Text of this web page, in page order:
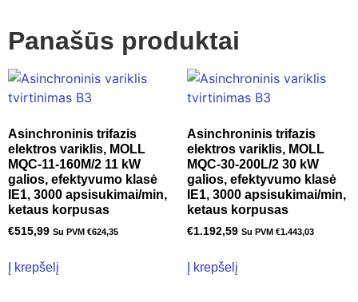
Panašūs produktai
Asinchroninis trifazis
elektros variklis, MOLL
MQC-11-160M/2 11 kW
galios, efektyvumo klasė
IE1, 3000 apsisukimai/min,
ketaus korpusas
€515,99 Su PVM €624,35
Į krepšelį
Asinchroninis trifazis
elektros variklis, MOLL
MQC-30-200L/2 30 kW
galios, efektyvumo klasė
IE1, 3000 apsisukimai/min,
ketaus korpusas
€1.192,59 Su PVM €1.443,03
Į krepšelį